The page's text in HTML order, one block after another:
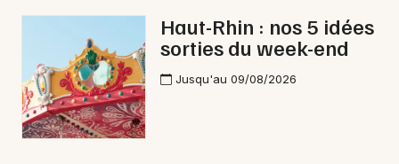
Mon email
Je m'abonne
Haut-Rhin : nos 5 idées
sorties du week-end
Jusqu'au 09/08/2026